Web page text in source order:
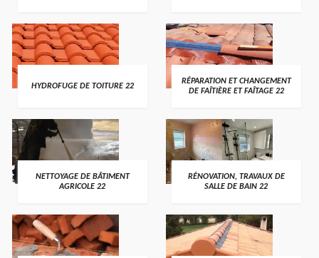
HYDROFUGE DE TOITURE 22
RÉPARATION ET CHANGEMENT
DE FAÎTIÈRE ET FAÎTAGE 22
NETTOYAGE DE BÂTIMENT
AGRICOLE 22
RÉNOVATION, TRAVAUX DE
SALLE DE BAIN 22